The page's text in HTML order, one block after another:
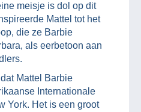
meisje is dol op dit
Mattel tot het
die ze Barbie
als eerbetoon aan
Mattel Barbie
Internationale
York. Het is een groot